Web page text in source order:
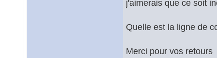
j'aimerais que ce soit
Quelle est la ligne de
Merci pour vos retours